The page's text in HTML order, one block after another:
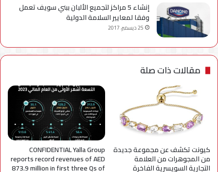
إنشاء 5 مراكز لتجميع الألبان ببني سويف تعمل
وفقا لمعايير السلامة الدولية
25 ديسمبر، 2017
مقالات ذات صلة
كيونت تكشف عن مجموعة جديدة
من المجوهرات من العلامة
التجارية السويسرية الفاخرة
CONFIDENTIAL Yalla Group
reports record revenues of AED
873.9 million in first three Qs of